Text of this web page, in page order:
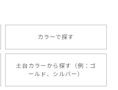
カラーで探す
土台カラーから探す（例：ゴ
ールド、シルバー）